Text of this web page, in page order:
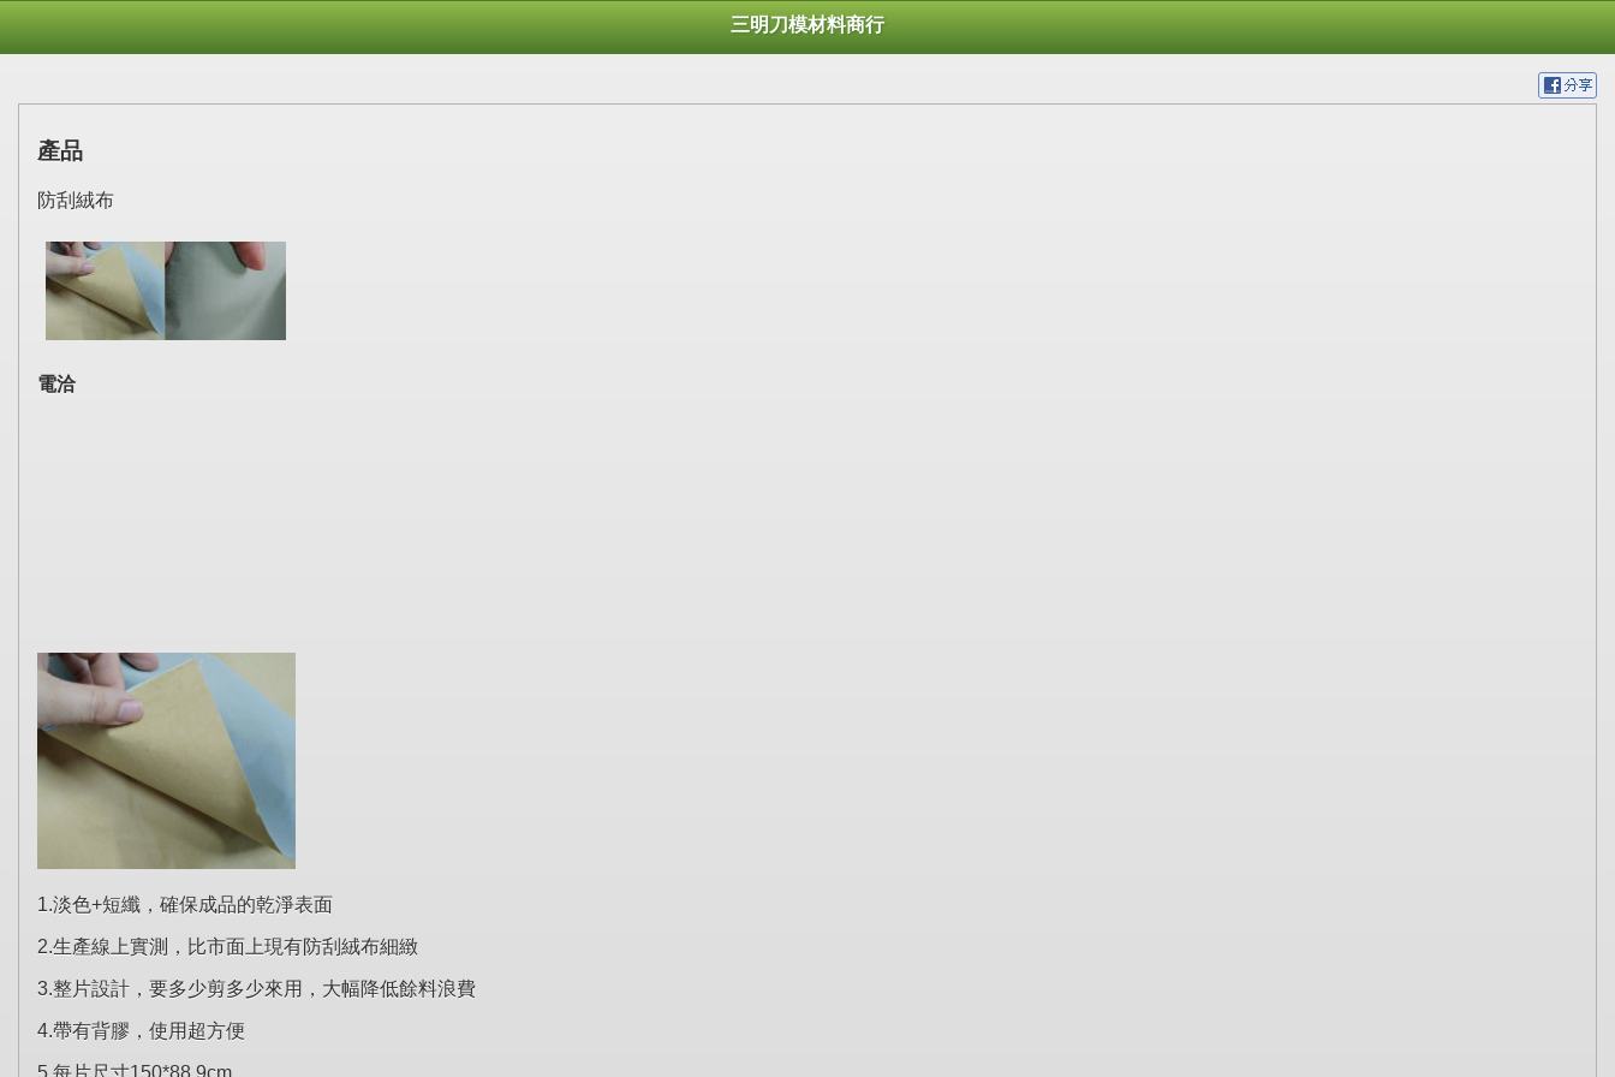
三明刀模材料商行
產品
防刮絨布
電洽
1.淡色+短纖，確保成品的乾淨表面
2.生產線上實測，比市面上現有防刮絨布細緻
3.整片設計，要多少剪多少來用，大幅降低餘料浪費
4.帶有背膠，使用超方便